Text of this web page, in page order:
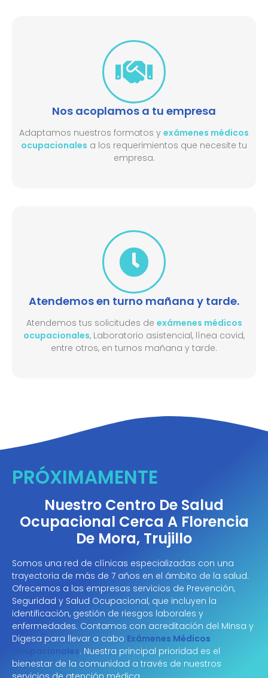
Nos acoplamos a tu empresa
Adaptamos nuestros formatos y exámenes médicos
ocupacionales a los requerimientos que necesite tu
empresa.
Atendemos en turno mañana y tarde.
Atendemos tus solicitudes de exámenes médicos
ocupacionales, Laboratorio asistencial, línea covid,
entre otros, en turnos mañana y tarde.​
PRÓXIMAMENTE
Nuestro Centro De Salud
Ocupacional Cerca A Florencia
De Mora, Trujillo
Somos una red de clínicas especializadas con una
trayectoria de más de 7 años en el ámbito de la salud.
Ofrecemos a las empresas servicios de Prevención,
Seguridad y Salud Ocupacional, que incluyen la
identificación, gestión de riesgos laborales y
enfermedades. Contamos con acreditación del Minsa y
Digesa para llevar a cabo Exámenes Médicos
Ocupacionales. Nuestra principal prioridad es el
bienestar de la comunidad a través de nuestros